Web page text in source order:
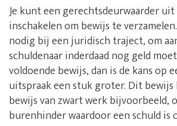
Je kunt een gerechtsdeurwaarder
inschakelen om bewijs te
nodig bij een juridisch traject, om
schuldenaar inderdaad nog geld
voldoende bewijs, dan is de kans op
uitspraak een stuk groter. Dit bewijs
bewijs van zwart werk bijvoorbeeld,
burenhinder waardoor een schuld is